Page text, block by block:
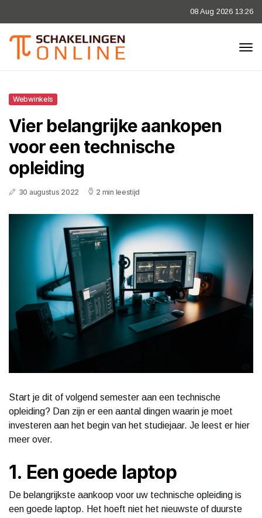
08 Aug 2026 13:26
Webwinkels
Vier belangrijke aankopen
voor een technische
opleiding
30 augustus 2022 2 min leestijd
Start je dit of volgend semester aan een technische
opleiding? Dan zijn er een aantal dingen waarin je moet
investeren aan het begin van het studiejaar. Je leest er hier
meer over.
1. Een goede laptop
De belangrijkste aankoop voor uw technische opleiding is
een goede laptop. Het hoeft niet het nieuwste of duurste